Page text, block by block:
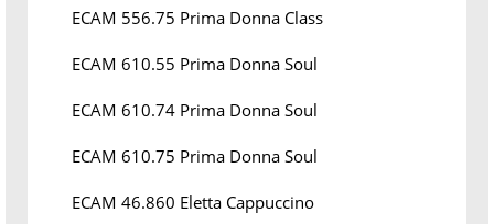
ECAM 556.75 Prima Donna Class
ECAM 610.55 Prima Donna Soul
ECAM 610.74 Prima Donna Soul
ECAM 610.75 Prima Donna Soul
ECAM 46.860 Eletta Cappuccino